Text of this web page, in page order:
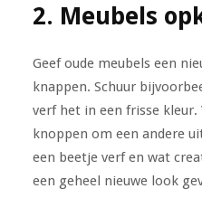
2. Meubels
Geef oude meubels een
knappen. Schuur
verf het in een frisse kleur.
knoppen om een andere
een beetje verf en wat
een geheel nieuwe look